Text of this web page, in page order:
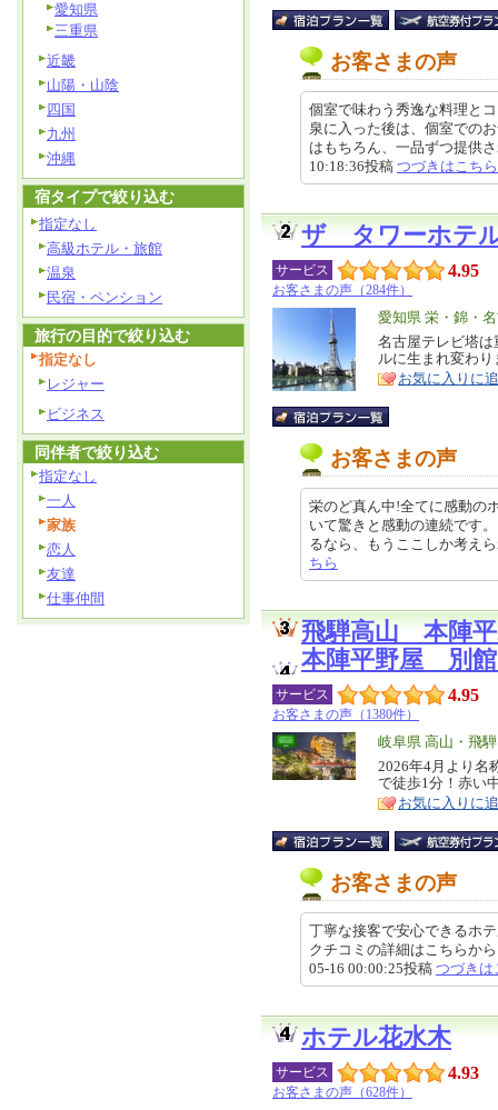
お客さまの声
個室で味わう秀逸な料理と
泉に入った後は、個室での
はもちろん、一品ずつ提供
10:18:36投稿 つづきはこちら
ザ タワーホテ
サービス 4.95
お客さまの声（284件）
エ
リ
ア
愛知県 栄・錦・
特
徴
名古屋テレビ塔
ルに生まれ変わり
お気に入りに
お客さまの声
栄のど真ん中!全てに感動の
いて驚きと感動の連続です
るなら、もうここしか考え
ちら
飛騨高山 本陣
本陣平野屋 別
サービス 4.95
お客さまの声（1380件）
エ
リ
ア
岐阜県 高山・飛騨
特
徴
2026年4月より名
で徒歩1分！赤い
お気に入りに
お客さまの声
丁寧な接客で安心できるホ
クチコミの詳細はこちらか
05-16 00:00:25投稿 つづきは
ホテル花水木
サービス 4.93
お客さまの声（628件）
愛知県
三重県
近畿
山陽・山陰
四国
九州
沖縄
宿タイプで絞り込む
指定なし
高級ホテル・旅館
温泉
民宿・ペンション
旅行の目的で絞り込む
指定なし
レジャー
ビジネス
同伴者で絞り込む
指定なし
一人
家族
恋人
友達
仕事仲間